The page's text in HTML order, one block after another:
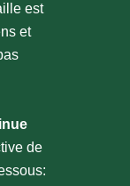
est
et
de